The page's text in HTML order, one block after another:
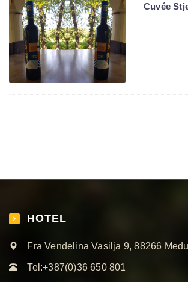
Cuvée
HOTEL
Fra Vendelina Vasilja 9, 88266
Tel:+387(0)36 650 801